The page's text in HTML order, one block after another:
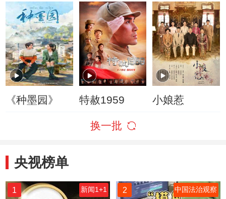
《种墨园》 特赦1959 小娘惹
换一批
央视榜单
1 新闻1+1 2 中国法治观察